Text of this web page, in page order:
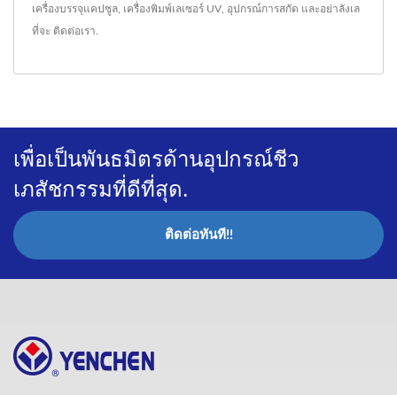
เครื่องบรรจุแคปซูล, เครื่องพิมพ์เลเซอร์ UV, อุปกรณ์การสกัด และอย่าลังเล
ที่จะ ติดต่อเรา.
เพื่อเป็นพันธมิตรด้านอุปกรณ์ชีว
เภสัชกรรมที่ดีที่สุด.
ติดต่อทันที!!